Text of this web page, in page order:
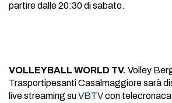
partire dalle 20:30 di sabato.
VOLLEYBALL WORLD TV. Volley
Trasportipesanti Casalmaggiore sarà
live streaming suVBTVcon